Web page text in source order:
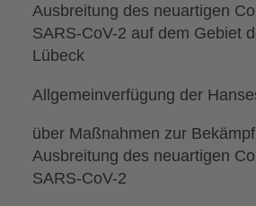
Ausbreitung des neuartigen
SARS-CoV-2 auf dem Gebiet
Lübeck
Allgemeinverfügung der
über Maßnahmen zur
Ausbreitung des neuartigen
SARS-CoV-2